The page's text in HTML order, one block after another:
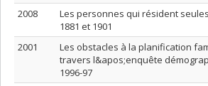
2008
Les personnes qui résident
1881 et 1901
2001
Les obstacles à la planification
travers l&apos;enquête
1996-97